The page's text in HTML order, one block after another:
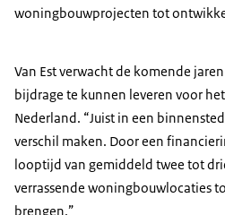
woningbouwprojecten tot
Van Est verwacht de komende
bijdrage te kunnen leveren voor
Nederland. “Juist in een
verschil maken. Door een
looptijd van gemiddeld twee tot
verrassende woningbouwlocaties
brengen.”